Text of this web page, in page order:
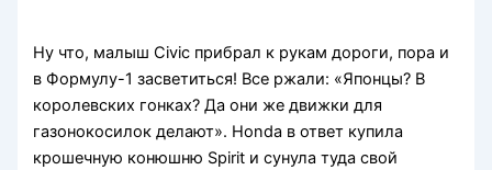
Ну что, малыш Civic прибрал к рукам дороги, пора и
в Формулу-1 засветиться! Все ржали: «Японцы? В
королевских гонках? Да они же движки для
газонокосилок делают». Honda в ответ купила
крошечную конюшню Spirit и сунула туда свой